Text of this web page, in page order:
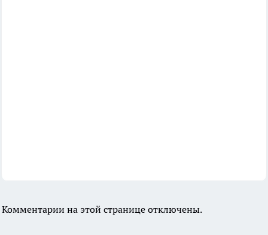
Комментарии на этой странице отключены.